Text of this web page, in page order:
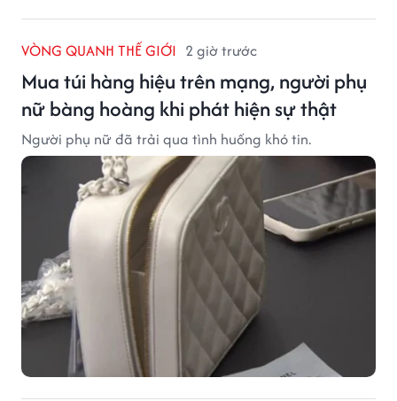
VÒNG QUANH THẾ GIỚI 2 giờ trước
Mua túi hàng hiệu trên mạng, người phụ
nữ bàng hoàng khi phát hiện sự thật
Người phụ nữ đã trải qua tình huống khó tin.